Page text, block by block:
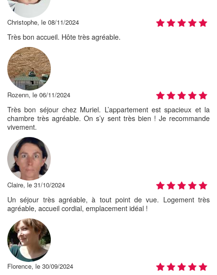
Christophe, le 08/11/2024
Très bon accueil. Hôte très agréable.
Rozenn, le 06/11/2024
Très bon séjour chez Muriel. L’appartement est spacieux et la
chambre très agréable. On s’y sent très bien ! Je recommande
vivement.
Claire, le 31/10/2024
Un séjour très agréable, à tout point de vue. Logement très
agréable, accueil cordial, emplacement idéal !
Florence, le 30/09/2024